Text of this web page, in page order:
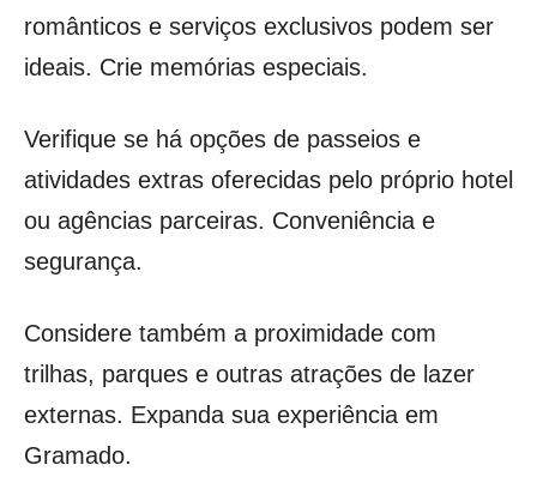
românticos e serviços exclusivos podem ser
ideais. Crie memórias especiais.
Verifique se há opções de passeios e
atividades extras oferecidas pelo próprio hotel
ou agências parceiras. Conveniência e
segurança.
Considere também a proximidade com
trilhas, parques e outras atrações de lazer
externas. Expanda sua experiência em
Gramado.